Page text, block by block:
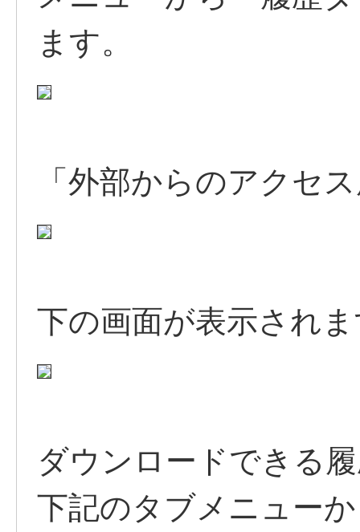
ます。
「外部からのアクセ
下の画面が表示され
ダウンロードできる
下記のタブメニュー